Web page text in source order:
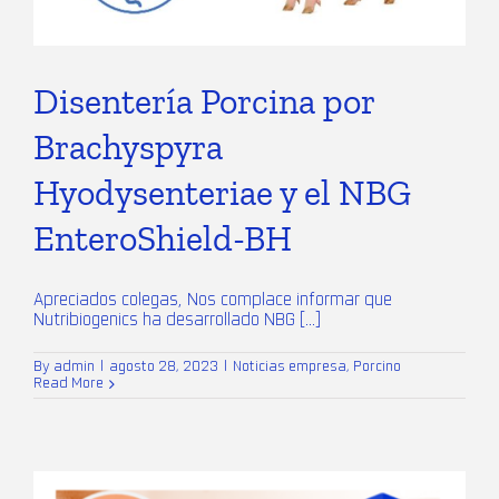
Disentería Porcina por
Brachyspyra
Hyodysenteriae y el NBG
EnteroShield-BH
Apreciados colegas, Nos complace informar que
Nutribiogenics ha desarrollado NBG [...]
By admin agosto 28, 2023 Noticias empresa, Porcino
Read More